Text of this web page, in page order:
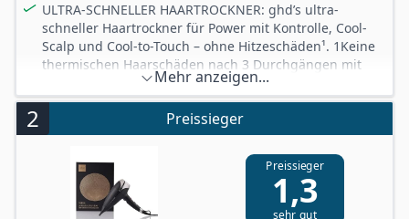
ULTRA-SCHNELLER HAARTROCKNER: ghd’s ultra-
schneller Haartrockner für Power mit Kontrolle, Cool-
Scalp und Cool-to-Touch – ohne Hitzeschäden¹. 1Keine
thermischen Haarschäden nach 3 Durchgängen mit
einer Oval Dressing Brush und der Halo Styling-
Zentrierdüse bei maximaler Hitze- und
Gebläseeinstellung im Vergleich zu natürlich
getrocknetem Haar.
GHD HALO-TECHNOLOGIE: Innovatives Dual-Luftstrom-
System mit heißem und kaltem Luftstrom für ein
kühleres Föhnerlebnis und maximalen Komfort. Der
Halo-Ring umhüllt den erhitzten Luftstrom mit einem
Mehr anzeigen...
2 Preissieger
Preissieger
1,3
sehr gut